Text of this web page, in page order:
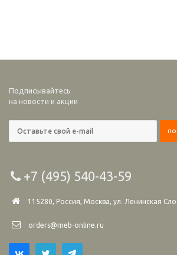
Подписывайтесь
на новости и акции
+7 (495) 540-43-59
115280, Россия, Москва, ул. Ленинская
orders@meb-online.ru